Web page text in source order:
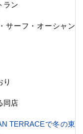
ラン
サーフ・オーシャン
り
同店
TERRACEで冬の東